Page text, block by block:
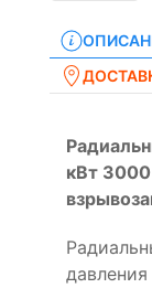
кВт
давления